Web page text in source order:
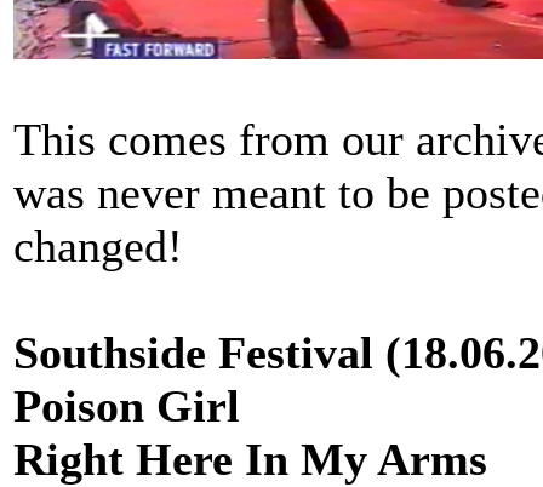
This comes from our
was never meant to be
changed!
Southside Festival
Poison Girl
Right Here In My Arms